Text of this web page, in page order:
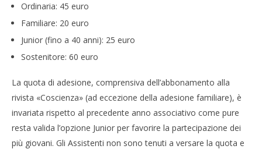
Ordinaria: 45 euro
Familiare: 20 euro
Junior (fino a 40 anni): 25 euro
Sostenitore: 60 euro
La quota di adesione, comprensiva dell’abbonamento alla
rivista «Coscienza» (ad eccezione della adesione familiare), è
invariata rispetto al precedente anno associativo come pure
resta valida l’opzione Junior per favorire la partecipazione dei
più giovani. Gli Assistenti non sono tenuti a versare la quota e